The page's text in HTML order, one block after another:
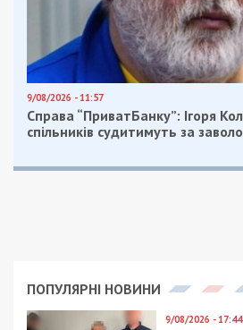
9/08/2026 - 11:57
Справа “ПриватБанку”: Ігоря
спільників судитимуть за
ПОПУЛЯРНІ НОВИНИ
9/08/2026 - 17:44